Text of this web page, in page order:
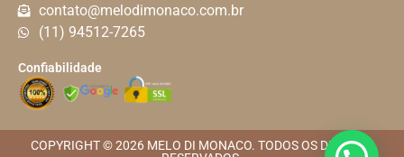
contato@melodimonaco.com.br
(11) 94512-7265
Confiabilidade
COPYRIGHT © 2026 MELO DI MONACO. TODOS OS DIREITOS